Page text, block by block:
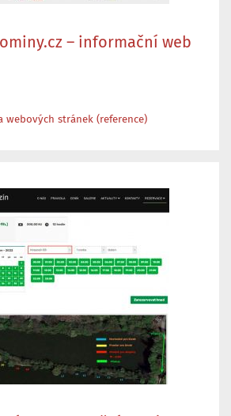
– informační web
webových stránek (reference)